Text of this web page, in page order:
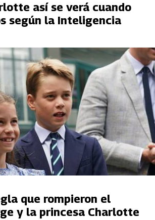
así se verá cuando
según la Inteligencia
que rompieron el
y la princesa Charlotte